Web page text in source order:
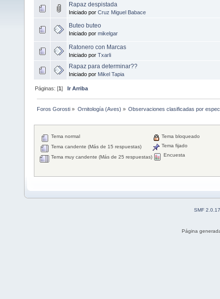
Rapaz despistada
Iniciado por Cruz Miguel Babace
Buteo buteo
Iniciado por mikelgar
Ratonero con Marcas
Iniciado por Txarli
Rapaz para determinar??
Iniciado por Mikel Tapia
Páginas: [1]Ir Arriba
Foros Gorosti » Ornitología (Aves) » Observaciones clasificadas por
Tema normal
Tema candente (Más de 15 respuestas)
Tema muy candente (Más de 25 respuestas)
Tema bloqueado
Tema fijado
Encuesta
SMF 2.0.17
Página